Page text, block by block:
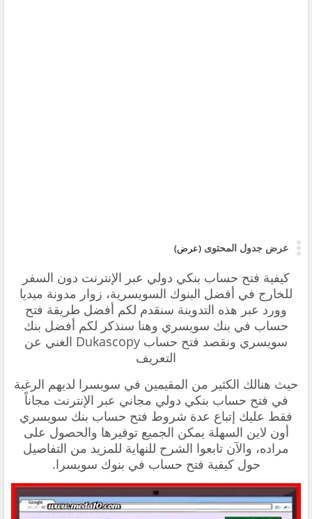
عرض جدول المحتوى (عرض)
كيفية فتح حساب بنكي دولي عبر الإنترنت دون السفر
للخارج في أفضل البنوك السويسرية، زوار مدونة ميديا
وورد عبر هذه التدوينة سنقدم لكم أفضل طريقة فتح
حساب في بنك سويسري وهنا سنذكر لكم أفضل بنك
سويسري ونقصد
فتح حساب Dukascopy الغني عن
التعريف
حيث هنالك الكثير من المقيمين في سويسرا لديهم الرغبة
في فتح حساب بنكي دولي مجاني عبر الإنترنت مجاناً
فقط عليك إتباع عدة شروط فتح حساب بنك سويسري
أون لاين السهلة يمكن الجميع توفيرها والحصول على
مراده، والآن تابعوا الشرح للنهاية للمزيد من التفاصيل
حول كيفية فتح حساب في بنوك سويسرا.